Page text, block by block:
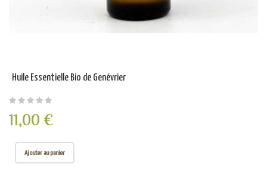
Huile Essentielle Bio de Genévrier
11,00 €
Ajouter au panier